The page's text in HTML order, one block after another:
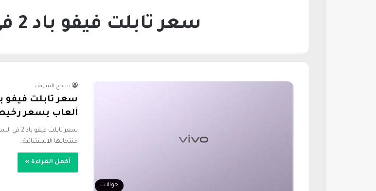
سعر تابلت فيفو باد 2 في السعودية
جوالات
سامح الشريف
ألعاب بسعر
سعر
منتجاتها الاستثنائية…
أكمل القراءة »